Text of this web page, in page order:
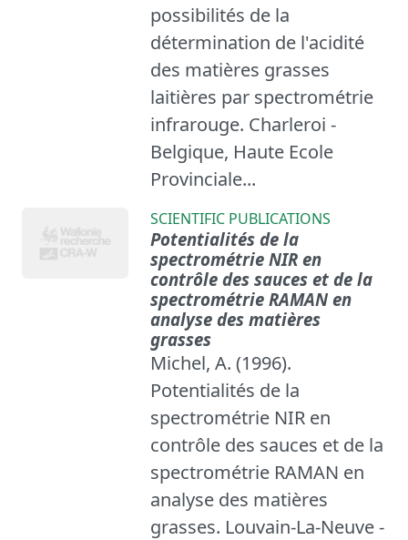
possibilités de la
détermination de l'acidité
des matières grasses
laitières par spectrométrie
infrarouge. Charleroi -
Belgique, Haute Ecole
Provinciale...
SCIENTIFIC PUBLICATIONS
Potentialités de la
spectrométrie NIR en
contrôle des sauces et de la
spectrométrie RAMAN en
analyse des matières
grasses
Michel, A. (1996).
Potentialités de la
spectrométrie NIR en
contrôle des sauces et de la
spectrométrie RAMAN en
analyse des matières
grasses. Louvain-La-Neuve -